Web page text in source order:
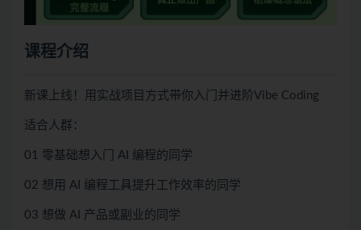
课程介绍
新课上线！用实战项目方式带你入门并进阶Vibe Coding
适合人群：
01 零基础想入门 AI 编程的同学
02 想用 AI 编程工具提升工作效率的同学
03 想做 AI 产品或副业的同学